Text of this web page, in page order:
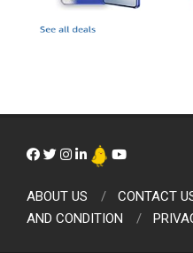
ABOUT US CONTACT
AND CONDITION